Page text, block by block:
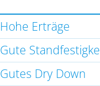
Hohe Erträge
Gute
Gutes Dry Down